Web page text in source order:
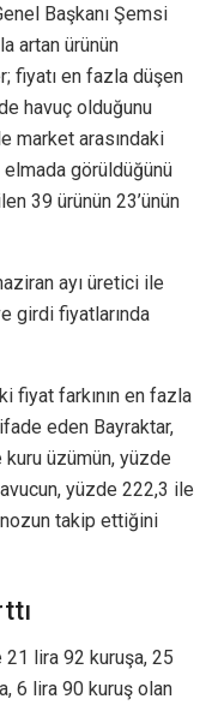
Başkanı Şemsi
artan ürünün
fiyatı en fazla düşen
havuç olduğunu
market arasındaki
görüldüğünü
39 ürünün 23’ünün
ayı üretici ile
girdi fiyatlarında
fiyat farkının en fazla
eden Bayraktar,
kuru üzümün, yüzde
yüzde 222,3 ile
takip ettiğini
lira 92 kuruşa, 25
6 lira 90 kuruş olan